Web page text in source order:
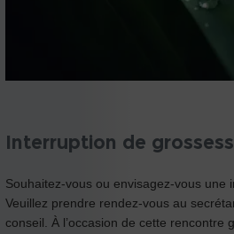
Interruption de
Souhaitez-vous ou envisagez-vous une
Veuillez prendre rendez-vous au
conseil. À l’occasion de cette rencontre